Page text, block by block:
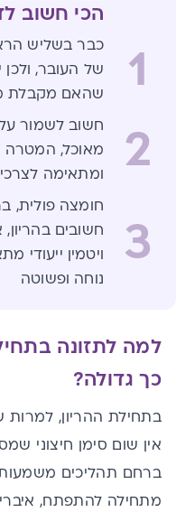
הכי חשוב
1
כבר בשליש
של העובר,
שהאם מקבלת
2
חשוב לשמור
מאוכל, המטרה
ומתאימה
3
חשובים
ויטמין ייעודי
נוחה ופשוטה
למה לתזונה
כך גדולה?
בתחילת ההריון, למרות
אין שום סימן חיצוני
ברחם תהליכים
מתחילה להתפתח,